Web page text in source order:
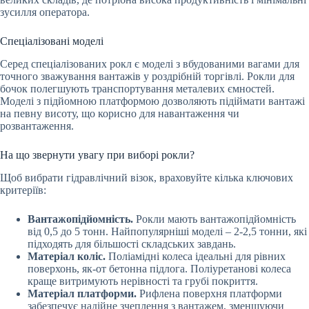
зусилля оператора.
Спеціалізовані моделі
Серед спеціалізованих рокл є моделі з вбудованими вагами для
точного зважування вантажів у роздрібній торгівлі. Рокли для
бочок полегшують транспортування металевих ємностей.
Моделі з підйомною платформою дозволяють підіймати вантажі
на певну висоту, що корисно для навантаження чи
розвантаження.
На що звернути увагу при виборі рокли?
Щоб вибрати гідравлічний візок, враховуйте кілька ключових
критеріїв:
Вантажопідйомність. Рокли мають вантажопідйомність
від 0,5 до 5 тонн. Найпопулярніші моделі – 2-2,5 тонни, які
підходять для більшості складських завдань.
Матеріал коліс. Поліамідні колеса ідеальні для рівних
поверхонь, як-от бетонна підлога. Поліуретанові колеса
краще витримують нерівності та грубі покриття.
Матеріал платформи. Рифлена поверхня платформи
забезпечує надійне зчеплення з вантажем, зменшуючи